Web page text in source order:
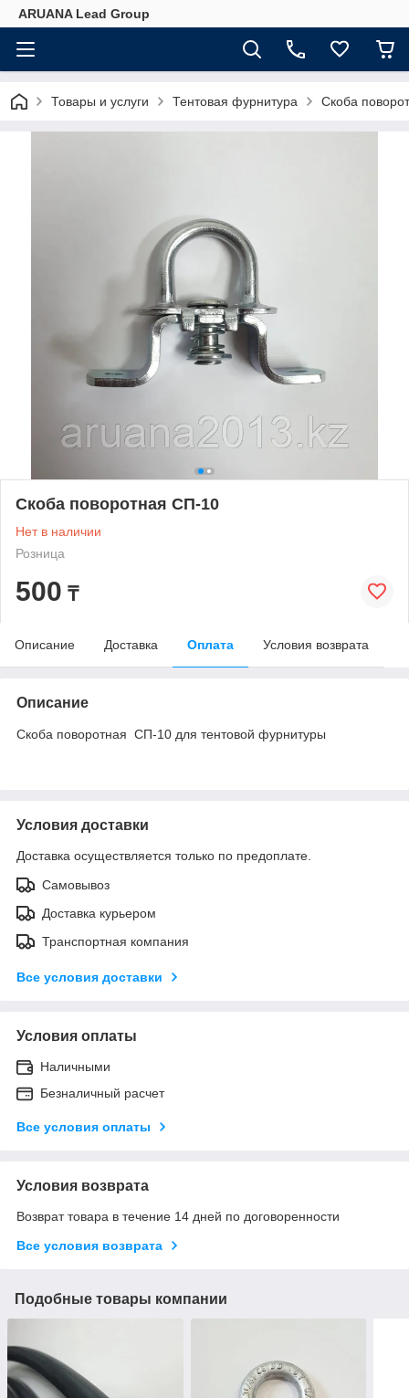
ARUANA Lead Group
Товары и услуги Тентовая фурнитура Скоба
Скоба поворотная СП-10
Нет в наличии
Розница
500 ₸
Описание Доставка Оплата Условия возврата
Описание
Скоба поворотная СП-10 для тентовой фурнитуры
Условия доставки
Доставка осуществляется только по предоплате.
Самовывоз
Доставка курьером
Транспортная компания
Все условия доставки
Условия оплаты
Наличными
Безналичный расчет
Все условия оплаты
Условия возврата
Возврат товара в течение 14 дней по договоренности
Все условия возврата
Подобные товары компании